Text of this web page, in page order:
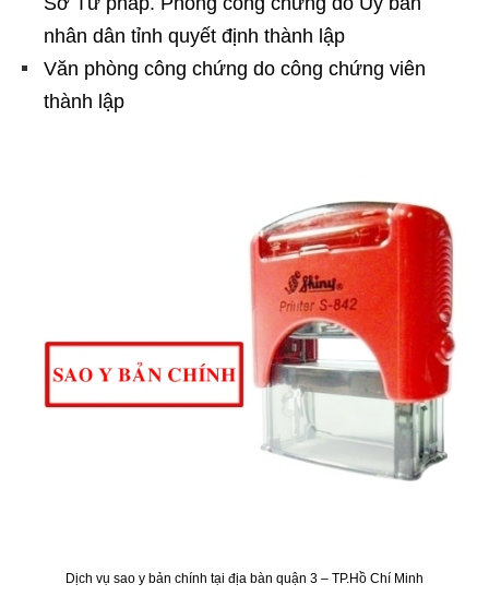
nhân dân tỉnh quyết định thành lập
Văn phòng công chứng do công chứng viên
thành lập
Dịch vụ sao y bản chính tại địa bàn quận 3 – TP.Hồ Chí Minh